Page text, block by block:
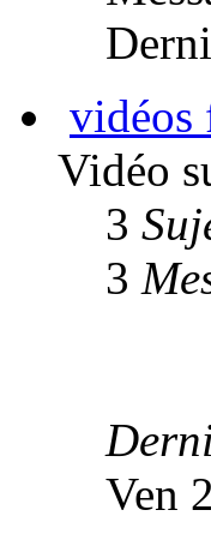
vidéos
Vidéo
3
3
Ven